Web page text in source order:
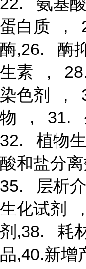
蛋白质 ,
酶,26. 酶
生素 ,
染色剂 ,
物 , 31.
32. 植物
酸和盐分
35. 层析
生化试剂
剂,38. 耗
品,40.新增